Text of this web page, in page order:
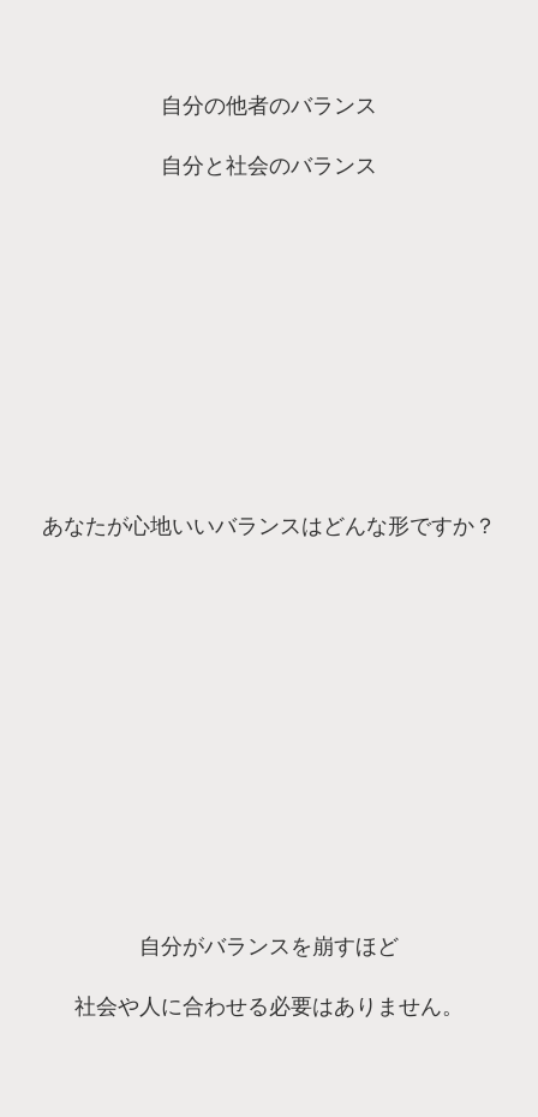
自分の他者のバランス
自分と社会のバランス
あなたが心地いいバランスはどんな形ですか？
自分がバランスを崩すほど
社会や人に合わせる必要はありません。